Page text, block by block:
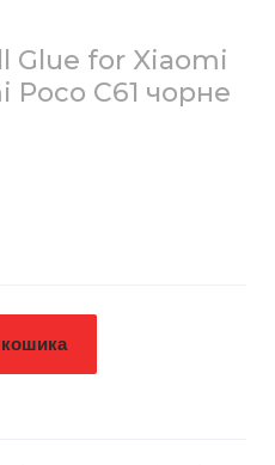
Glue for Xiaomi
Poco C61 чорне